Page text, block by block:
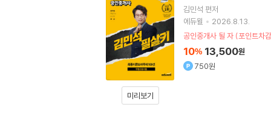
미리보기
김민석 편저
에듀윌
2026.8.13.
공인중개사 될 자 (포인트차
10% 13,500원
750원